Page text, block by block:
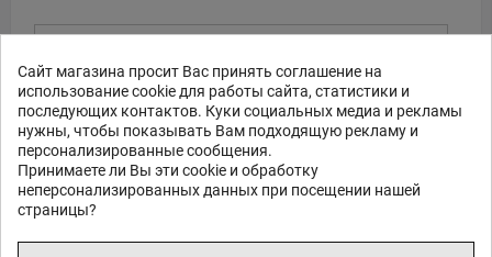
Сайт магазина просит Вас принять соглашение на
использование cookie для работы сайта, статистики и
последующих контактов. Куки социальных медиа и рекламы
нужны, чтобы показывать Вам подходящую рекламу и
персонализированные сообщения.
Принимаете ли Вы эти cookie и обработку
неперсонализированных данных при посещении нашей
страницы?
В КОРЗИНУ